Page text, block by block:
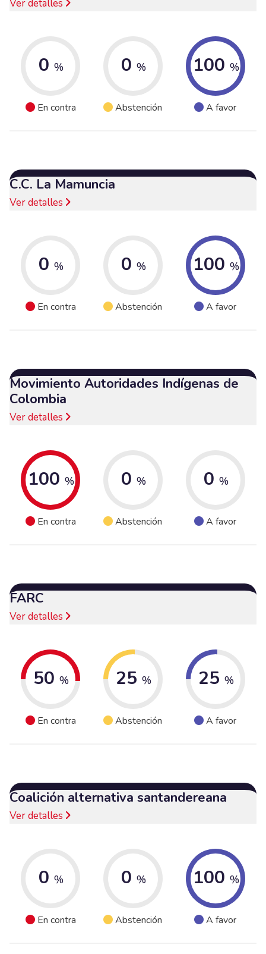
Ver detalles
0 %
En contra
0 %
Abstención
100 %
A favor
C.C. La Mamuncia
Ver detalles
0 %
En contra
0 %
Abstención
100 %
A favor
Movimiento Autoridades Indígenas de
Colombia
Ver detalles
100 %
En contra
0 %
Abstención
0 %
A favor
FARC
Ver detalles
50 %
En contra
25 %
Abstención
25 %
A favor
Coalición alternativa santandereana
Ver detalles
0 %
En contra
0 %
Abstención
100 %
A favor